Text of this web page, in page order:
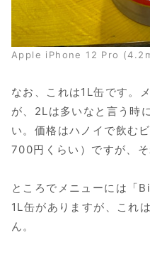
Apple iPhone 12 Pro
なお、これは1L缶です。
が、2Lは多いなと言う時
い。価格はハノイで飲む
700円くらい）ですが、そ
ところでメニューには「
1L缶がありますが、これ
ん。